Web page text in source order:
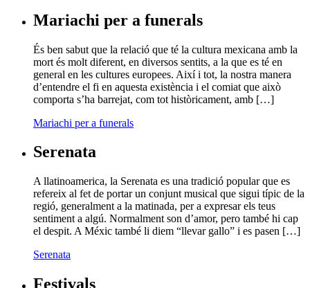
Mariachi per a funerals
És ben sabut que la relació que té la cultura mexicana amb la
mort és molt diferent, en diversos sentits, a la que es té en
general en les cultures europees. Així i tot, la nostra manera
d’entendre el fi en aquesta existència i el comiat que això
comporta s’ha barrejat, com tot històricament, amb […]
Mariachi per a funerals
Serenata
A llatinoamerica, la Serenata es una tradició popular que es
refereix al fet de portar un conjunt musical que sigui típic de la
regió, generalment a la matinada, per a expresar els teus
sentiment a algú. Normalment son d’amor, pero també hi cap
el despit. A Méxic també li diem “llevar gallo” i es pasen […]
Serenata
Festivals